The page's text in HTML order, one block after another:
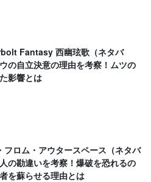
Fantasy 西幽玹歌（ネタバ
の自立決意の理由を考察！ムツの
影響とは
フロム・アウタースペース（ネタバ
の勘違いを考察！爆破を恐れるの
を蘇らせる理由とは